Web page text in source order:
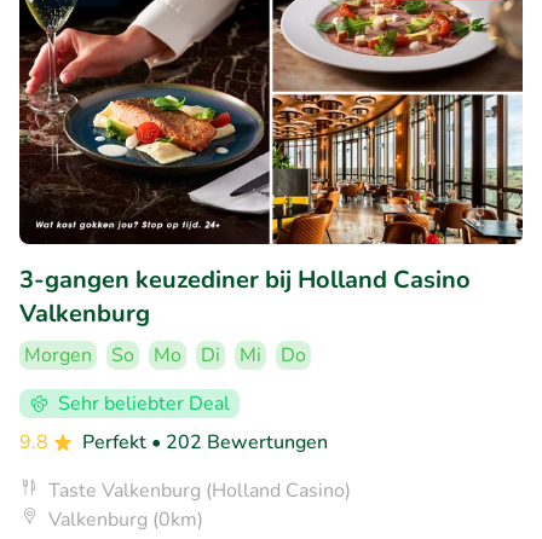
3-gangen keuzediner bij Holland Casino
Valkenburg
Morgen So Mo Di Mi
Do
Sehr beliebter Deal
9.8
Perfekt • 202 Bewertungen
Taste Valkenburg (Holland Casino)
Valkenburg (0km)